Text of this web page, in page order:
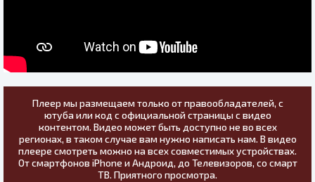
Плеер мы размещаем только от правообладателей, с
ютуба или код с официальной страницы с видео
контентом. Видео может быть доступно не во всех
регионах, в таком случае вам нужно написать нам. В видео
плеере смотреть можно на всех совместимых устройствах.
От смартфонов iPhone и Андроид, до Телевизоров, со смарт
ТВ. Приятного просмотра.